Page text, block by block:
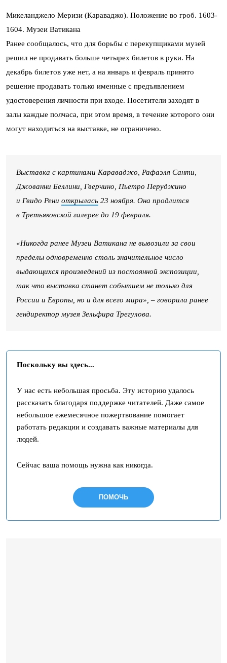
Микеланджело Меризи (Караваджо). Положение во гроб. 1603-
1604. Музеи Ватикана
Ранее сообщалось, что для борьбы с перекупщиками музей
решил не продавать больше четырех билетов в руки. На
декабрь билетов уже нет, а на январь и февраль принято
решение продавать только именные с предъявлением
удостоверения личности при входе. Посетители заходят в
залы каждые полчаса, при этом время, в течение которого они
могут находиться на выставке, не ограничено.
Выставка с картинами Караваджо, Рафаэля Санти,
Джованни Беллини, Гверчино, Пьетро Перуджино
и Гвидо Рени открылась 23 ноября. Она продлится
в Третьяковской галерее до 19 февраля.
«Никогда ранее Музеи Ватикана не вывозили за свои
пределы одновременно столь значительное число
выдающихся произведений из постоянной экспозиции,
так что выставка станет событием не только для
России и Европы, но и для всего мира», – говорила ранее
гендиректор музея Зельфира Трегулова.
Поскольку вы здесь...
У нас есть небольшая просьба. Эту историю удалось
рассказать благодаря поддержке читателей. Даже самое
небольшое ежемесячное пожертвование помогает
работать редакции и создавать важные материалы для
людей.
Сейчас ваша помощь нужна как никогда.
ПОМОЧЬ